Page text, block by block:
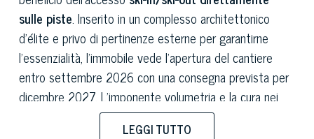
sulle piste. Inserito in un complesso architettonico
d’élite e privo di pertinenze esterne per garantirne
l'essenzialità, l'immobile vede l'apertura del cantiere
entro settembre 2026 con una consegna prevista per
dicembre 2027. L’imponente volumetria e la cura nei
servizi di eccellenza ne fanno una residenza di
LEGGI TUTTO